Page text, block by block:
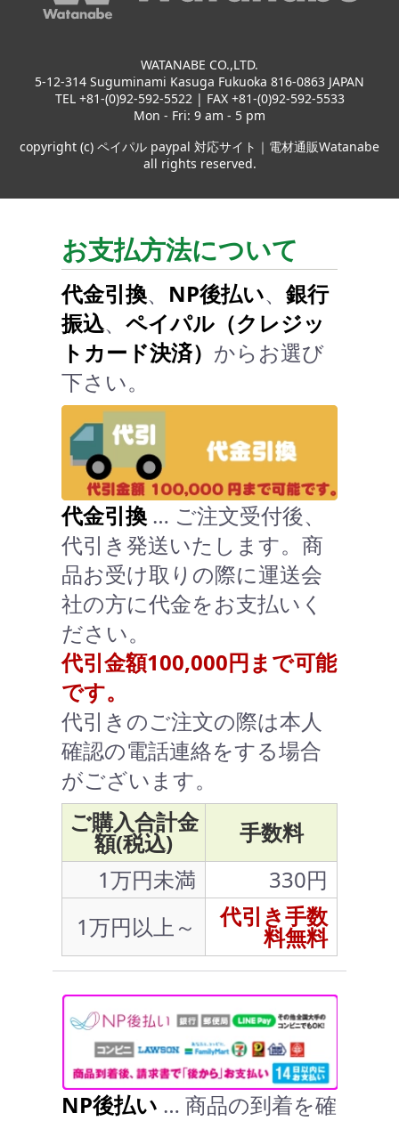
WATANABE CO.,LTD.
5-12-314 Suguminami Kasuga Fukuoka 816-0863 JAPAN
TEL +81-(0)92-592-5522 | FAX +81-(0)92-592-5533
Mon - Fri: 9 am - 5 pm
copyright (c) ペイパル paypal 対応サイト｜電材通販Watanabe
all rights reserved.
お支払方法について
代金引換、 NP後払い、 銀行
振込、 ペイパル（クレジッ
トカード決済） からお選び
下さい。
代金引換 … ご注文受付後、
代引き発送いたします。商
品お受け取りの際に運送会
社の方に代金をお支払いく
ださい。
代引金額100,000円まで可能
です。
代引きのご注文の際は本人
確認の電話連絡をする場合
がございます。
ご購入合計金
額(税込)
手数料
1万円未満
330円
1万円以上～
代引き手数
料無料
NP後払い … 商品の到着を確